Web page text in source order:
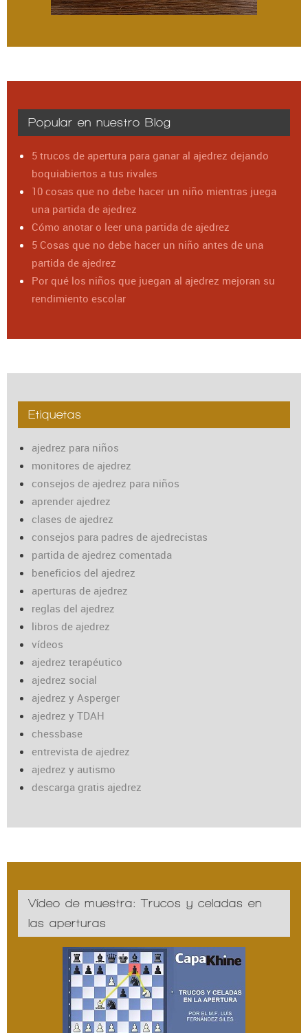
Popular en nuestro Blog
5 trucos de apertura para ganar al ajedrez dejando
boquiabiertos a tus rivales
10 cosas que no debe hacer un niño mientras juega
una partida de ajedrez
Cómo anotar o leer una partida de ajedrez
5 Cosas que no debe hacer un niño antes de una
partida de ajedrez
Por qué los niños que juegan al ajedrez mejoran su
rendimiento escolar
Etiquetas
ajedrez para niños
monitores de ajedrez
consejos de ajedrez para niños
aprender ajedrez
clases de ajedrez
consejos para padres de ajedrecistas
partida de ajedrez comentada
beneficios del ajedrez
aperturas de ajedrez
reglas del ajedrez
libros de ajedrez
vídeos
ajedrez terapéutico
ajedrez social
ajedrez y Asperger
ajedrez y TDAH
chessbase
entrevista de ajedrez
ajedrez y autismo
descarga gratis ajedrez
Vídeo de muestra: Trucos y celadas en
las aperturas